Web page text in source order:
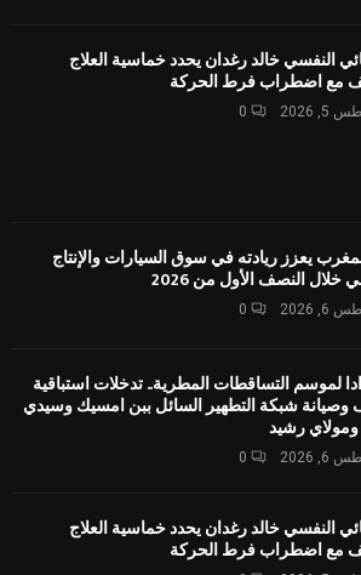
النفسي خالد رغدان يحدد خماسية العلاج
مع اضطراب فرط الحركة
2026
0
يعزز ريادته في سوق السيارات والإنتاج
خلال النصف الأول من 2026
2026
0
لموسم التساقطات المطرية.. تدخلات استباقية
وصيانة شبكة التطهير السائل ببن امسيك وسيدي
رشيد
2026
0
النفسي خالد رغدان يحدد خماسية العلاج
مع اضطراب فرط الحركة